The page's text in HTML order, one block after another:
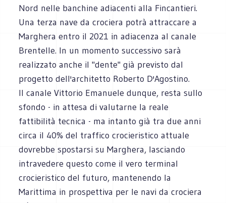
Nord nelle banchine adiacenti alla Fincantieri.
Una terza nave da crociera potrà attraccare a
Marghera entro il 2021 in adiacenza al canale
Brentelle. In un momento successivo sarà
realizzato anche il "dente" già previsto dal
progetto dell'architetto Roberto D'Agostino.
Il canale Vittorio Emanuele dunque, resta sullo
sfondo - in attesa di valutarne la reale
fattibilità tecnica - ma intanto già tra due anni
circa il 40% del traffico crocieristico attuale
dovrebbe spostarsi su Marghera, lasciando
intravedere questo come il vero terminal
crocieristico del futuro, mantenendo la
Marittima in prospettiva per le navi da crociera